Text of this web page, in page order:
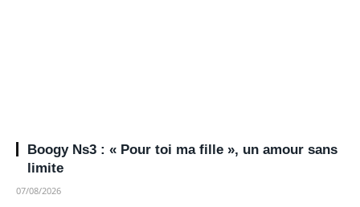
Boogy Ns3 : « Pour toi ma fille », un amour sans
limite
07/08/2026